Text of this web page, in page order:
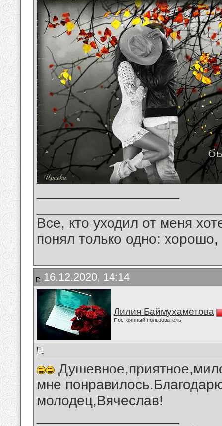
Все, кто уходил от меня
понял только одно:
16.12.2020, 14:14
Лилия Баймухаметова
Постоянный пользователь
мне
молодец,Вячеслав!